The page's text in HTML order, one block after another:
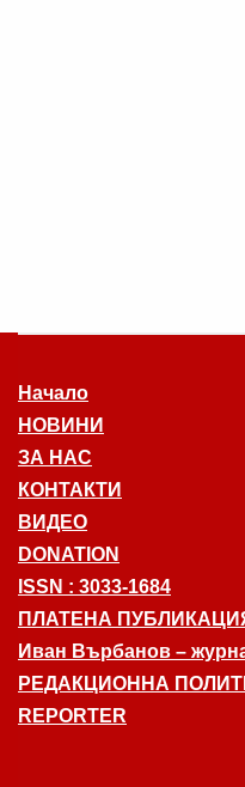
Начало
НОВИНИ
ЗА НАС
КОНТАКТИ
ВИДЕО
DONATION
ISSN : 3033-1684
ПЛАТЕНА
Иван Върбанов –
РЕДАКЦИОННА
REPORTER